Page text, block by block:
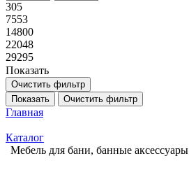
305
7553
14800
22048
29295
Показать
Очистить фильтр
Показать
Очистить фильтр
Главная
Каталог
Мебель для бани, банные аксессуары